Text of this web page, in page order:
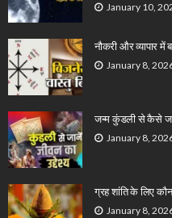
January 10,
नौकरी और व्यापार
January 8,
जन्म कुंडली से कैसे
January 8,
ग्रह शांति के लिए
January 8,